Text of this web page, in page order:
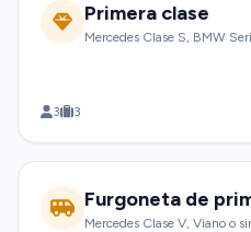
Primera clase
Mercedes Clase S, BMW
3 3
Furgoneta de
Mercedes Clase V, Viano o